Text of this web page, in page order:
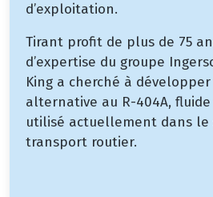
d’exploitation.
Tirant profit de plus de 75
d’expertise du groupe
King a cherché à
alternative au R-404A,
utilisé actuellement dans le
transport routier.